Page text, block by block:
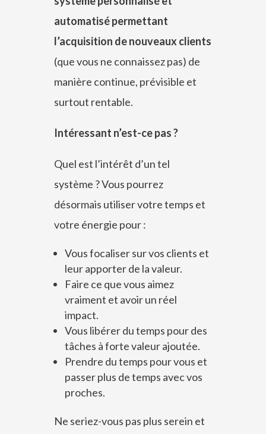
automatisé permettant
l’acquisition de nouveaux clients
(que vous ne connaissez pas) de
manière continue, prévisible et
surtout rentable.
Intéressant n’est-ce pas ?
Quel est l’intérêt d’un tel
système ? Vous pourrez
désormais utiliser votre temps et
votre énergie pour :
Vous focaliser sur vos clients et
leur apporter de la valeur.
Faire ce que vous aimez
vraiment et avoir un réel
impact.
Vous libérer du temps pour des
tâches à forte valeur ajoutée.
Prendre du temps pour vous et
passer plus de temps avec vos
proches.
Ne seriez-vous pas plus serein et